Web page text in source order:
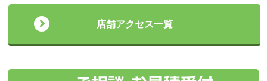
店舗アクセス一覧